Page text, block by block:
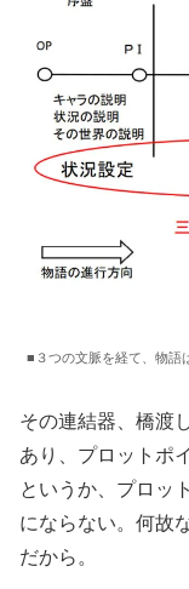
■３つの文脈を経て、物語
その連結器、橋渡
あり、プロットポ
というか、プロッ
にならない。何故
だから。